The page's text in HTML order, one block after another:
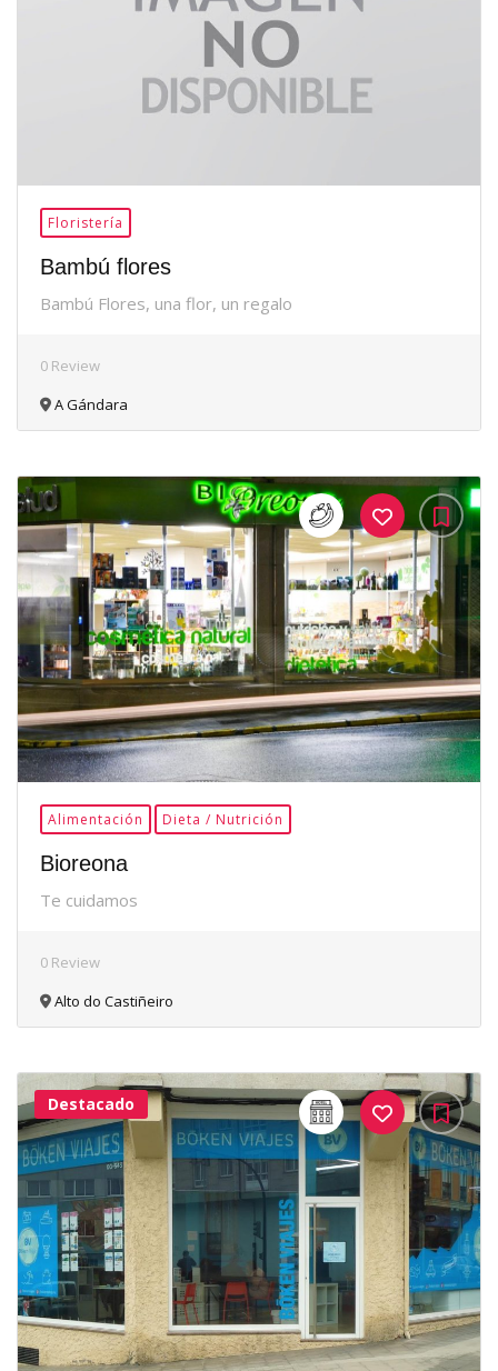
Floristería
Bambú flores
Bambú Flores, una flor, un regalo
0 Review
A Gándara
35Me
Gusta
Alimentación Dieta / Nutrición
Bioreona
Te cuidamos
0 Review
Alto do Castiñeiro
32Me
Gusta
Destacado